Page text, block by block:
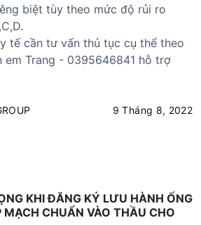
biệt tùy theo mức độ rủi ro
tế cần tư vấn thủ tục cụ thể theo
em Trang - 0395646841 hỗ trợ
9 Tháng 8, 2022
KHI ĐĂNG KÝ LƯU HÀNH ỐNG
MẠCH CHUẨN VÀO THẦU CHO